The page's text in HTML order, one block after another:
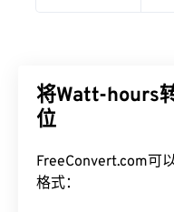
将Watt-hours
位
FreeConvert.com可
格式：